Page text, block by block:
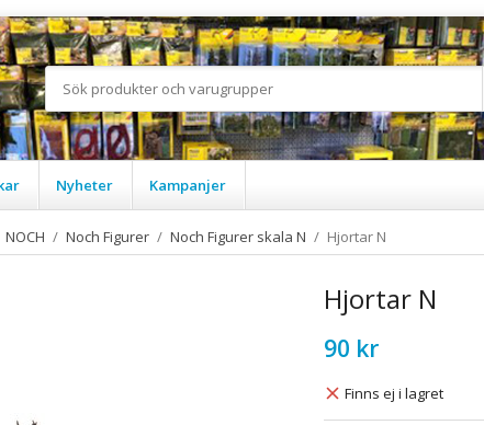
Nyheter Kampanjer
NOCH / Noch Figurer / Noch Figurer skala N / Hjortar N
Hjortar N
90 kr
Finns ej i lagret